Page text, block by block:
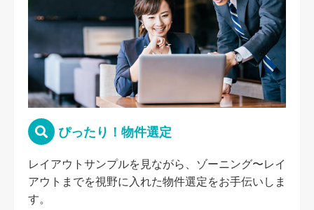
ぴったり！物件選定
レイアウトサンプルを見ながら、ゾーニング〜レイ
アウトまでを視野に入れた物件選定をお手伝いしま
す。